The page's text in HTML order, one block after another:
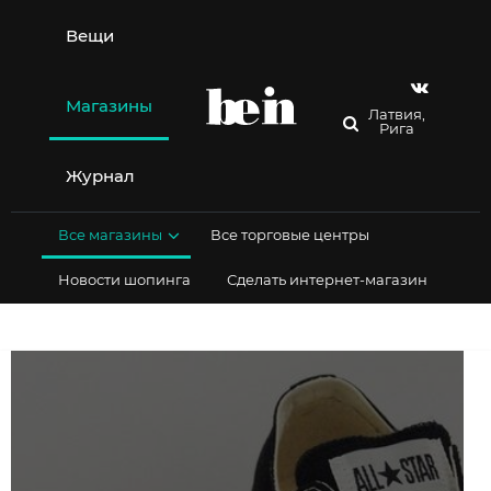
содержимому
Вещи
Магазины
Журнал
Латвия,
Рига
Все магазины Все торговые центры
Новости шопинга Сделать интернет-магазин